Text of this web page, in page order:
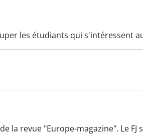
les étudiants qui s'intéressent
la revue "Europe-magazine". Le